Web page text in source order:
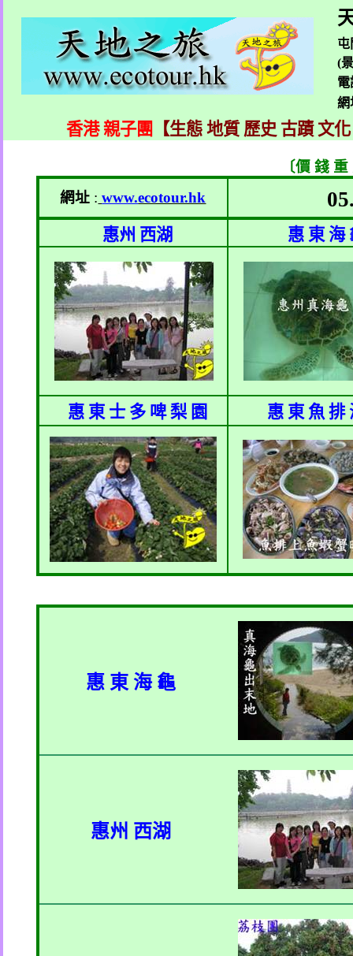
屯
(
電
香港 親子團 【生態 地質 歷史 古蹟 文
〔價 錢
網址 : www.ecotour.hk
惠州 西湖 惠 東 海
惠 東 士 多 啤 梨 園 惠 東 魚 排
惠 東 海 龜
惠州 西湖